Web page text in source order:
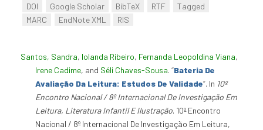
DOI Google Scholar BibTeX RTF
Tagged
MARC
EndNote XML RIS
Santos, Sandra, Iolanda Ribeiro, Fernanda Leopoldina Viana,
Irene Cadime, and Séli Chaves-Sousa. “Bateria De
Avaliação Da Leitura: Estudos De Validade”. In 10º
Encontro Nacional / 8º Internacional De Investigação Em
Leitura, Literatura Infantil E Ilustração. 10º Encontro
Nacional / 8º Internacional De Investigação Em Leitura,